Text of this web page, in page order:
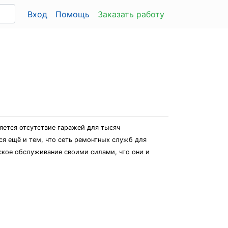
Вход Помощь Заказать работу
отсутствие гаражей для тысяч
ещё и тем, что сеть ремонтных служб для
обслуживание своими силами, что они и